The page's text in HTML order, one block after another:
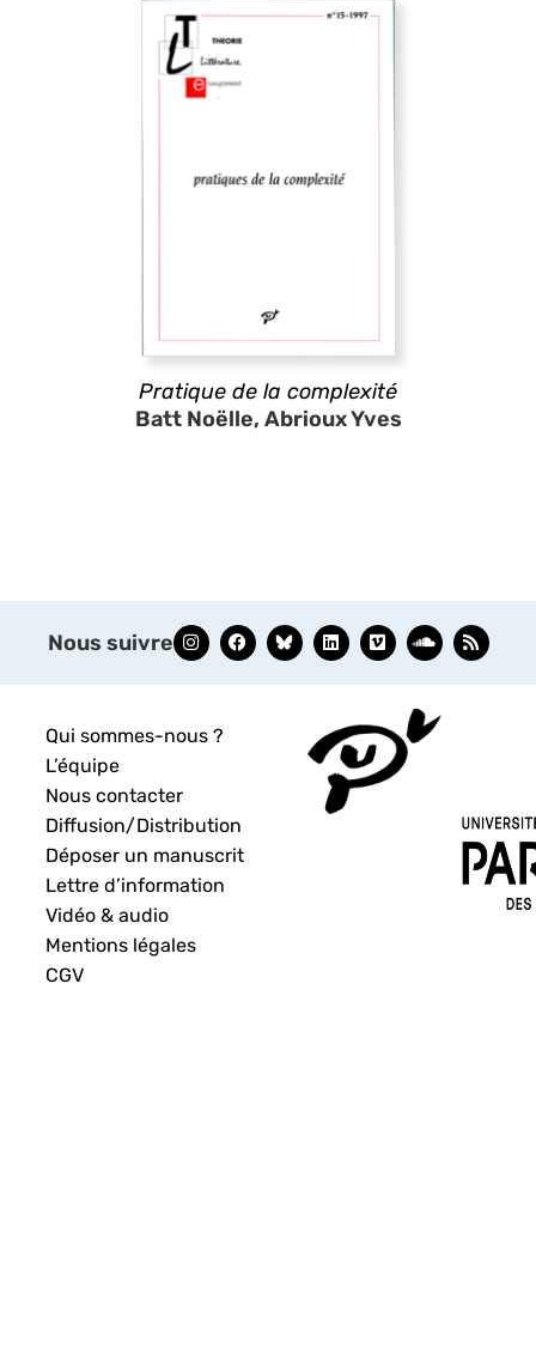
Pratique de la complexité
Batt Noëlle, Abrioux Yves
Nous suivre
Qui sommes-nous ?
L’équipe
Nous contacter
Diffusion/Distribution
Déposer un manuscrit
Lettre d’information
Vidéo & audio
Mentions légales
CGV